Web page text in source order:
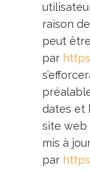
raison
peut
par
dates et
site web
mis à
par